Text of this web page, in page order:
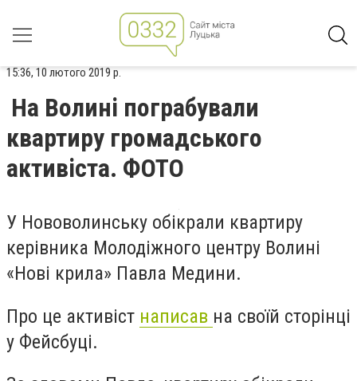
15:36, 10 лютого 2019 р.
На Волині пограбували
квартиру громадського
активіста. ФОТО
У Нововолинську обікрали квартиру
керівника Молодіжного центру Волині
«Нові крила» Павла Медини.
Про це активіст написав на своїй сторінці
у Фейсбуці.